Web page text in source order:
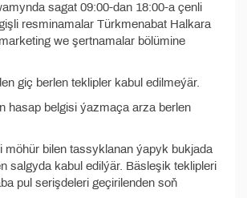
sagat 09:00-dan 18:00-a çenli
resminamalar Türkmenabat Halkara
we şertnamalar bölümine
giç berlen teklipler kabul edilmeýär.
hasap belgisi ýazmaça arza berlen
möhür bilen tassyklanan ýapyk bukjada
salgyda kabul edilýär. Bäsleşik teklipleri
pul serişdeleri geçirilenden soň